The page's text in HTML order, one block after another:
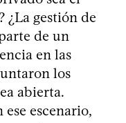
¿La gestión de
de un
en las
los
abierta.
escenario,